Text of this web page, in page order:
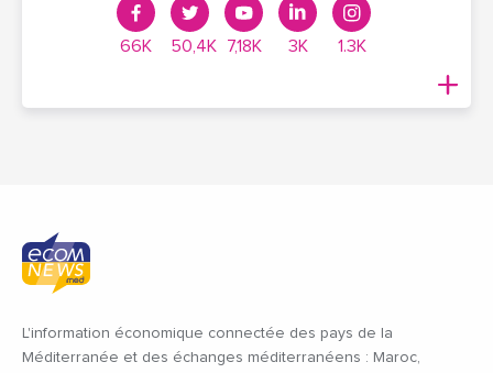
66K 50,4K 7,18K 3K 1.3K
L'information économique connectée des pays de la
Méditerranée et des échanges méditerranéens : Maroc,